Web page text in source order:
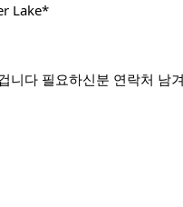
Lake*
니다 필요하신분 연락처 남